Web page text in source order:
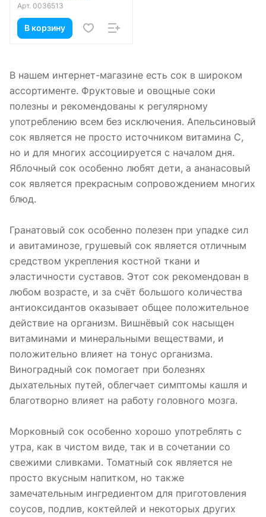
Арт. 0036513
В корзину
В нашем интернет-магазине есть сок в широком
ассортименте. Фруктовые и овощные соки
полезны и рекомендованы к регулярному
употреблению всем без исключения. Апельсиновый
сок является не просто источником витамина С,
но и для многих ассоциируется с началом дня.
Яблочный сок особенно любят дети, а ананасовый
сок является прекрасным сопровождением многих
блюд.
Гранатовый сок особенно полезен при упадке сил
и авитаминозе, грушевый сок является отличным
средством укрепления костной ткани и
эластичности суставов. Этот сок рекомендован в
любом возрасте, и за счёт большого количества
антиоксидантов оказывает общее положительное
действие на организм. Вишнёвый сок насыщен
витаминами и минеральными веществами, и
положительно влияет на тонус организма.
Виноградный сок помогает при болезнях
дыхательных путей, облегчает симптомы кашля и
благотворно влияет на работу головного мозга.
Морковный сок особенно хорошо употреблять с
утра, как в чистом виде, так и в сочетании со
свежими сливками. Томатный сок является не
просто вкусным напитком, но также
замечательным ингредиентом для приготовления
соусов, подлив, коктейлей и некоторых других